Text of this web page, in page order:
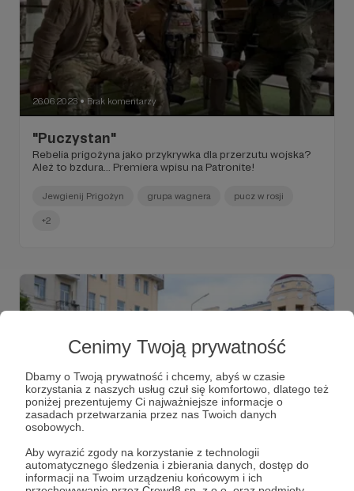
Cenimy Twoją prywatność
Dbamy o Twoją prywatność i chcemy, abyś w czasie
korzystania z naszych usług czuł się komfortowo, dlatego też
poniżej prezentujemy Ci najważniejsze informacje o
zasadach przetwarzania przez nas Twoich danych
osobowych.
Aby wyrazić zgody na korzystanie z technologii
automatycznego śledzenia i zbierania danych, dostęp do
informacji na Twoim urządzeniu końcowym i ich
26.06.2023 ● Brak komentarzy
"Puczystan"
Rebelia prigożyna jako przykrywka dla przerzutu wojska?
Ależ to bzdura... Premiera wpisu na Patronite!
Jewgienij Prigożyn grupa wagnera pucz w rosji
+2
Pucz